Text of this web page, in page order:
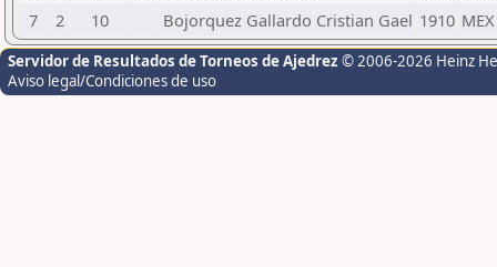
7
2 10 Bojorquez Gallardo Cristian Gael 1910 MEX
Servidor de Resultados de Torneos de Ajedrez © 2006-2026 Heinz
Aviso legal/Condiciones de uso